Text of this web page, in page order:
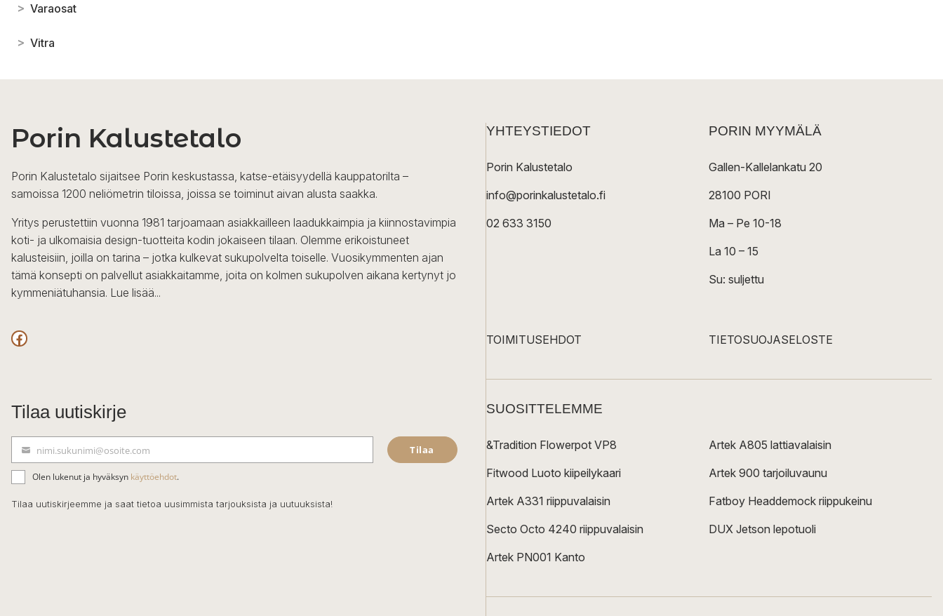
> Varaosat
> Vitra
Porin Kalustetalo
Porin Kalustetalo sijaitsee Porin keskustassa, katse-etäisyydellä kauppatorilta –
samoissa 1200 neliömetrin tiloissa, joissa se toiminut aivan alusta saakka.
Yritys perustettiin vuonna 1981 tarjoamaan asiakkailleen laadukkaimpia ja kiinnostavimpia
koti- ja ulkomaisia design-tuotteita kodin jokaiseen tilaan. Olemme erikoistuneet
kalusteisiin, joilla on tarina – jotka kulkevat sukupolvelta toiselle. Vuosikymmenten ajan
tämä konsepti on palvellut asiakkaitamme, joita on kolmen sukupolven aikana kertynyt jo
kymmeniätuhansia. Lue lisää...
Facebook
Tilaa uutiskirje
ä
h
k
nimi.sukunimi@osoite.com Tilaa
Olen lukenut ja hyväksyn käyttöehdot.
Tilaa uutiskirjeemme ja saat tietoa uusimmista tarjouksista ja uutuuksista!
YHTEYSTIEDOT
Porin Kalustetalo
info@porinkalustetalo.fi
02 633 3150
PORIN MYYMÄLÄ
Gallen-Kallelankatu 20
28100 PORI
Ma – Pe 10-18
La 10 – 15
Su: suljettu
TOIMITUSEHDOT TIETOSUOJASELOSTE
SUOSITTELEMME
&Tradition Flowerpot VP8
Fitwood Luoto kiipeilykaari
Artek A331 riippuvalaisin
Secto Octo 4240 riippuvalaisin
Artek PN001 Kanto
Artek A805 lattiavalaisin
Artek 900 tarjoiluvaunu
Fatboy Headdemock riippukeinu
DUX Jetson lepotuoli